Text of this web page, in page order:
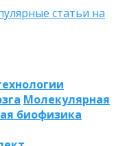
Молекулярная
биофизика